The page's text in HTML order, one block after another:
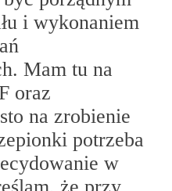
i wykonaniem
Mam tu na
oraz
na zrobienie
potrzeba
w